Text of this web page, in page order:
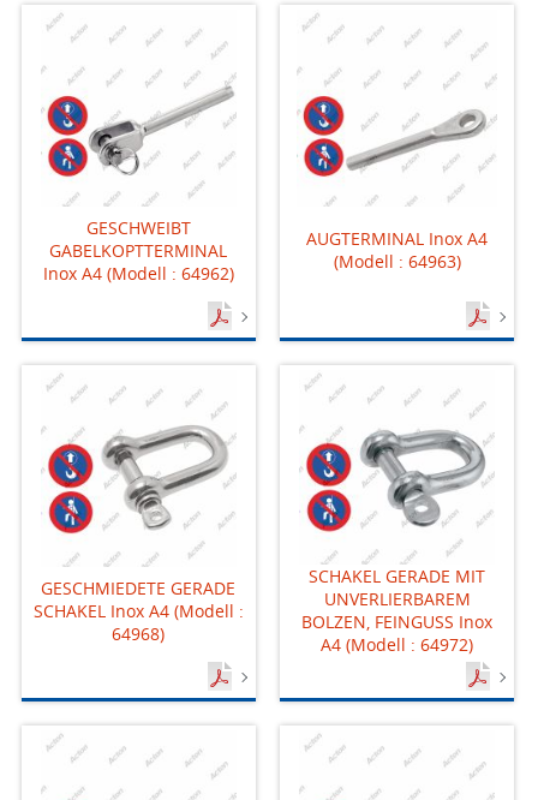
GESCHWEIBT
GABELKOPTTERMINAL
Inox A4 (Modell : 64962)
AUGTERMINAL Inox A4
(Modell : 64963)
GESCHMIEDETE GERADE
SCHAKEL Inox A4 (Modell :
64968)
SCHAKEL GERADE MIT
UNVERLIERBAREM
BOLZEN, FEINGUSS Inox
A4 (Modell : 64972)